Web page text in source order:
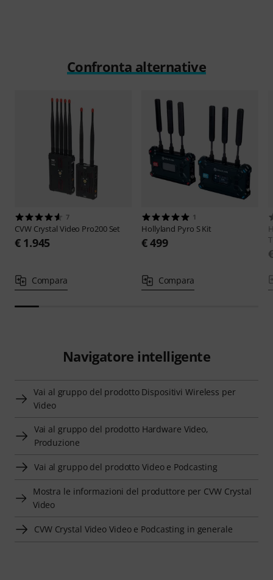
Confronta alternative
7
CVW Crystal Video Pro200 Set
€ 1.945
Compara
1
Hollyland Pyro S Kit
€ 499
Compara
Navigatore intelligente
Vai al gruppo del prodotto Dispositivi Wireless per
Video
Vai al gruppo del prodotto Hardware Video,
Produzione
Vai al gruppo del prodotto Video e Podcasting
Mostra le informazioni del produttore per CVW Crystal
Video
CVW Crystal Video Video e Podcasting in generale